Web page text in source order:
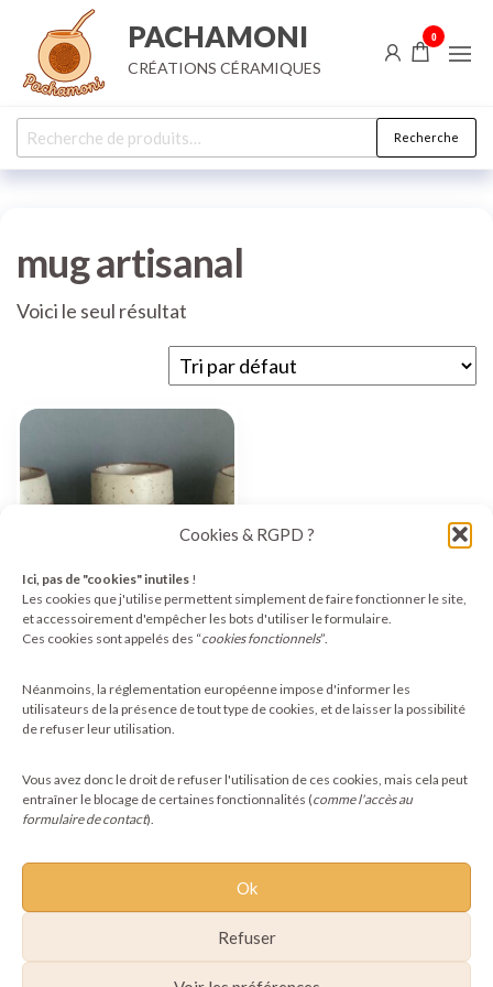
Cookies & RGPD ?
Ici, pas de "cookies" inutiles !
Les cookies que j'utilise permettent simplement de faire fonctionner le site,
et accessoirement d'empêcher les bots d'utiliser le formulaire.
Ces cookies sont appelés des “cookies fonctionnels”.
Néanmoins, la réglementation européenne impose d'informer les
utilisateurs de la présence de tout type de cookies, et de laisser la possibilité
de refuser leur utilisation.
Vous avez donc le droit de refuser l'utilisation de ces cookies, mais cela peut
entraîner le blocage de certaines fonctionnalités (comme l'accès au
formulaire de contact).
Ok
Refuser
contenu
PACHAMONI
CRÉATIONS CÉRAMIQUES
0
Recherche
pour :
Recherche
mug artisanal
Voici le seul résultat
grès pyrité
10,00€